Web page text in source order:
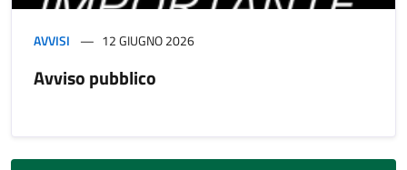
AVVISI 12 GIUGNO 2026
Avviso pubblico